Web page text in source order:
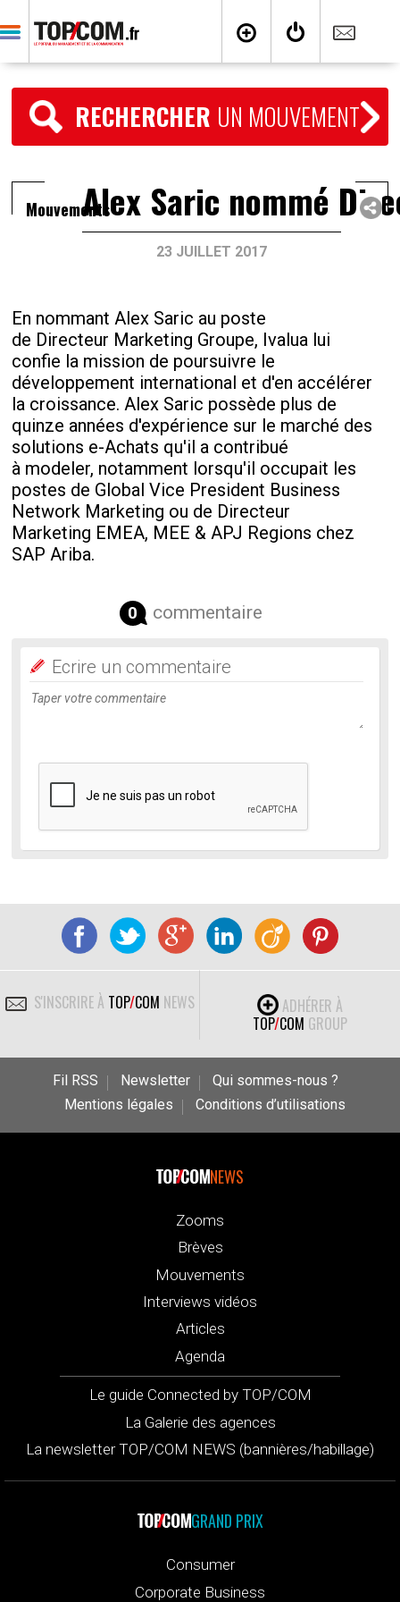
RECHERCHER UN MOUVEMENT
MouvementsAlex Saric nommé
23 JUILLET 2017
En nommant Alex Saric au poste
de Directeur Marketing Groupe, Ivalua lui
confie la mission de poursuivre le
développement international et d'en accélérer
la croissance. Alex Saric possède plus de
quinze années d'expérience sur le marché des
solutions e-Achats qu'il a contribué
à modeler, notamment lorsqu'il occupait les
postes de Global Vice President Business
Network Marketing ou de Directeur
Marketing EMEA, MEE & APJ Regions chez
SAP Ariba.
0 commentaire
Ecrire un commentaire
S'INSCRIRE À TOP/COM NEWS
ADHÉRER À
TOP/COM GROUP
Fil RSS Newsletter
Qui sommes-nous ?
Mentions légales
Conditions d’utilisations
NEWS
Zooms
Brèves
Mouvements
Interviews vidéos
Articles
Agenda
Le guide Connected by TOP/COM
La Galerie des agences
La newsletter TOP/COM NEWS (bannières/habillage)
GRAND PRIX
Consumer
Corporate Business